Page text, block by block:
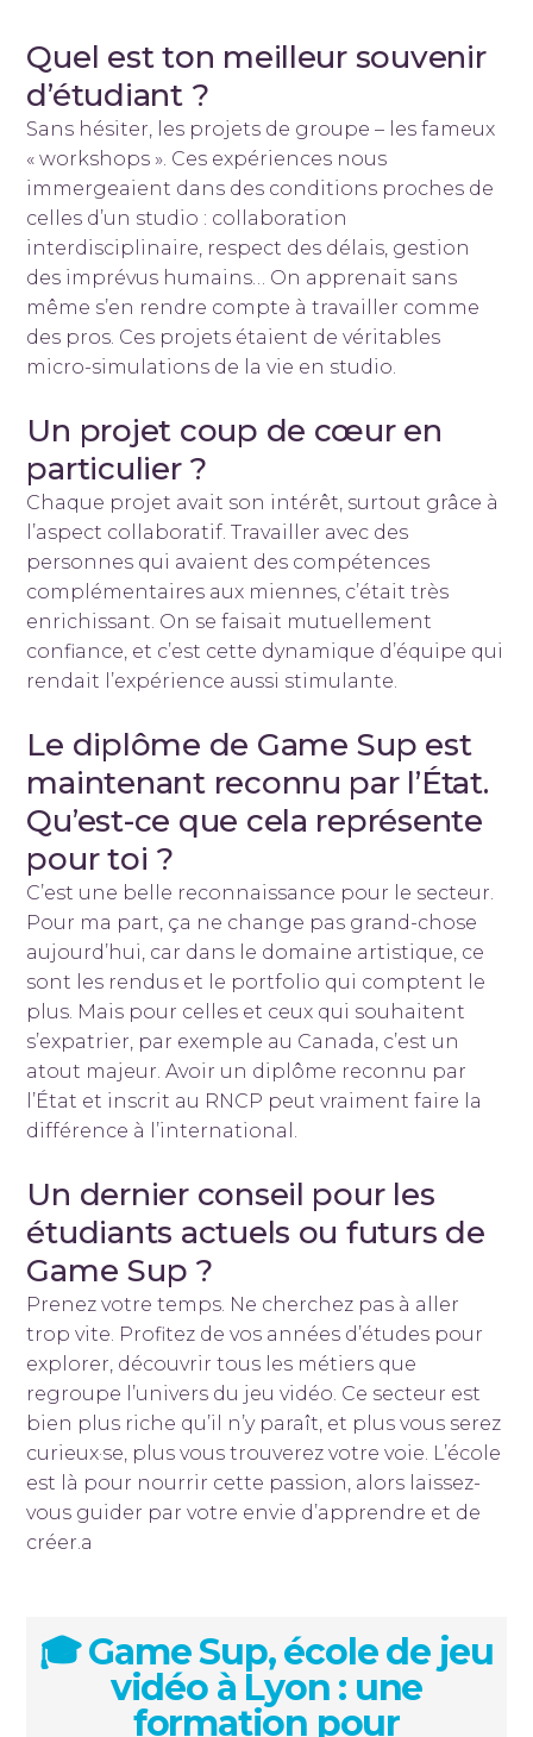
Quel est ton meilleur souvenir
d’étudiant ?
Sans hésiter, les projets de groupe – les fameux
« workshops ». Ces expériences nous
immergeaient dans des conditions proches de
celles d’un studio : collaboration
interdisciplinaire, respect des délais, gestion
des imprévus humains… On apprenait sans
même s’en rendre compte à travailler comme
des pros. Ces projets étaient de véritables
micro-simulations de la vie en studio.
Un projet coup de cœur en
particulier ?
Chaque projet avait son intérêt, surtout grâce à
l’aspect collaboratif. Travailler avec des
personnes qui avaient des compétences
complémentaires aux miennes, c’était très
enrichissant. On se faisait mutuellement
confiance, et c’est cette dynamique d’équipe qui
rendait l’expérience aussi stimulante.
Le diplôme de Game Sup est
maintenant reconnu par l’État.
Qu’est-ce que cela représente
pour toi ?
C’est une belle reconnaissance pour le secteur.
Pour ma part, ça ne change pas grand-chose
aujourd’hui, car dans le domaine artistique, ce
sont les rendus et le portfolio qui comptent le
plus. Mais pour celles et ceux qui souhaitent
s’expatrier, par exemple au Canada, c’est un
atout majeur. Avoir un diplôme reconnu par
l’État et inscrit au RNCP peut vraiment faire la
différence à l’international.
Un dernier conseil pour les
étudiants actuels ou futurs de
Game Sup ?
Prenez votre temps. Ne cherchez pas à aller
trop vite. Profitez de vos années d’études pour
explorer, découvrir tous les métiers que
regroupe l’univers du jeu vidéo. Ce secteur est
bien plus riche qu’il n’y paraît, et plus vous serez
curieux·se, plus vous trouverez votre voie. L’école
est là pour nourrir cette passion, alors laissez-
vous guider par votre envie d’apprendre et de
créer.a
🎓 Game Sup, école de jeu
vidéo à Lyon : une
formation pour